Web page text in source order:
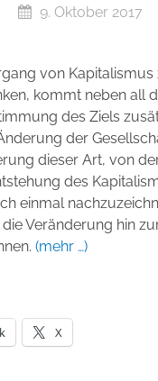
9. Oktober 2017
von Kapitalismus
kommt neben all
des Ziels
der
dieser Art, von
des
einmal
Veränderung hin
(mehr …)
X